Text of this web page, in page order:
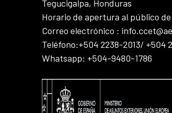
Tegucigalpa, Honduras
Horario de apertura al público
Correo electrónico :
Teléfono:+504 2238-2013/ +504
Whatsapp: +504-9480-1786